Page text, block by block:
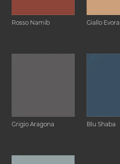
Rosso Namib Giallo Evora
Grigio Aragona Blu Shaba